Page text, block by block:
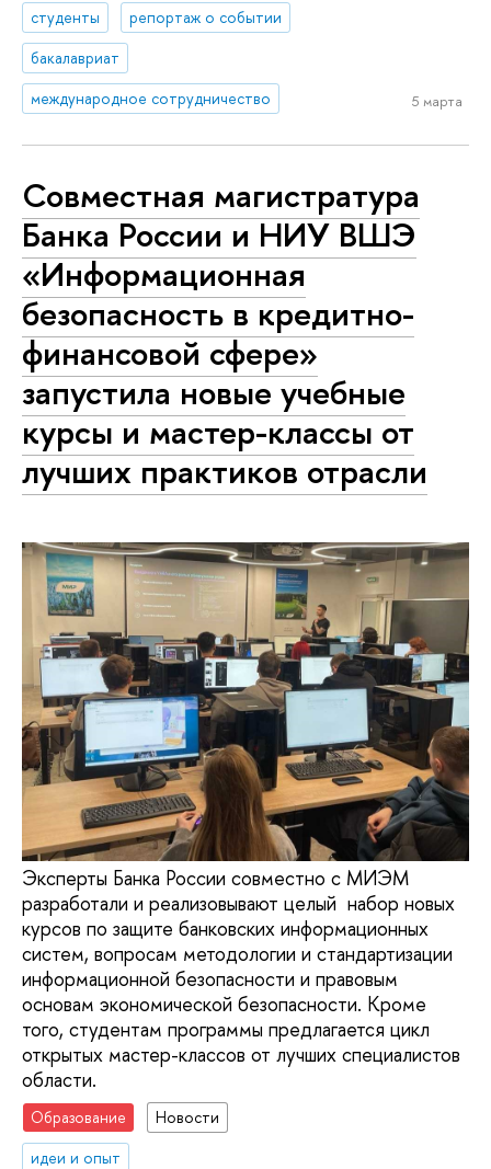
студенты
репортаж о событии
бакалавриат
международное сотрудничество
5 марта
Совместная магистратура
Банка России и НИУ ВШЭ
«Информационная
безопасность в кредитно-
финансовой сфере»
запустила новые учебные
курсы и мастер-классы от
лучших практиков отрасли
Эксперты Банка России совместно с МИЭМ
разработали и реализовывают целый набор новых
курсов по защите банковских информационных
систем, вопросам методологии и стандартизации
информационной безопасности и правовым
основам экономической безопасности. Кроме
того, студентам программы предлагается цикл
открытых мастер-классов от лучших специалистов
области.
Образование
Новости
идеи и опыт